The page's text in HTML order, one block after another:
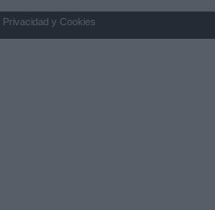
Privacidad y Cookies